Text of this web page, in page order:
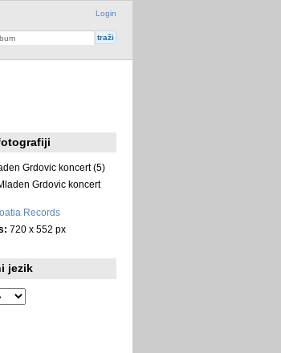
Login
Grdovic koncert (5)
Grdovic koncert
Records
720 x 552 px
jezik